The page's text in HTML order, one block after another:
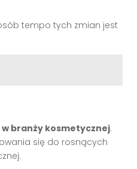
tempo tych zmian jest
branży kosmetycznej.
się do rosnących